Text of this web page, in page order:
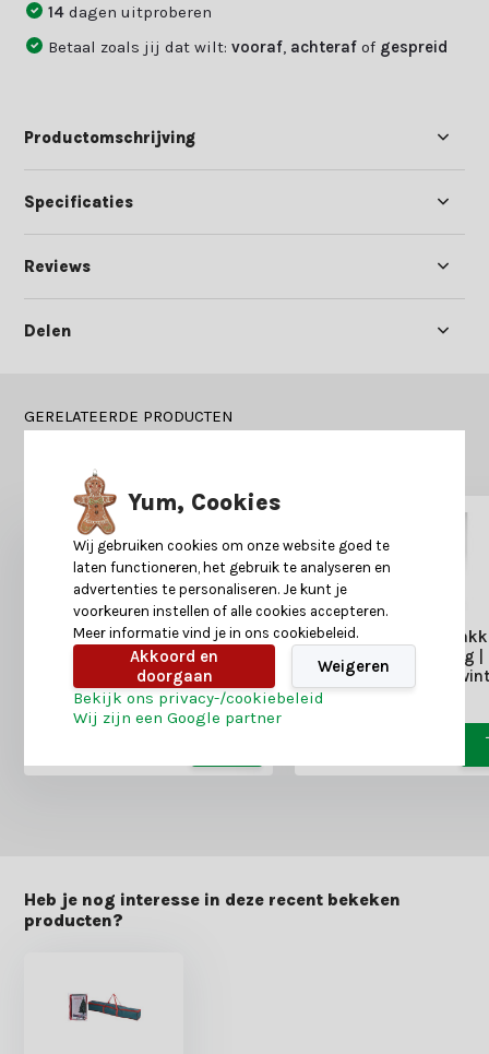
14dagen uitproberen
Betaal zoals jij dat wilt:vooraf achteraf of gespreid
Productomschrijving
Specificaties
Reviews
Delen
GERELATEERDE PRODUCTEN
Kerstversiering pakket |
Santa’s Bakery |
kerstrood/winterwit
199,- 79,-
Kerstversiering
Winter Morning |
nachtblauw/zilver/
Heb je nog interesse in deze recent bekeken
producten?
Yum, Cookies
Wij gebruiken cookies om onze website goed te
laten functioneren, het gebruik te analyseren en
advertenties te personaliseren. Je kunt je
voorkeuren instellen of alle cookies accepteren.
Meer informatie vind je in ons cookiebeleid.
Akkoord en
doorgaan
Weigeren
Bekijk ons privacy-/cookiebeleid
Wij zijn een Google partner